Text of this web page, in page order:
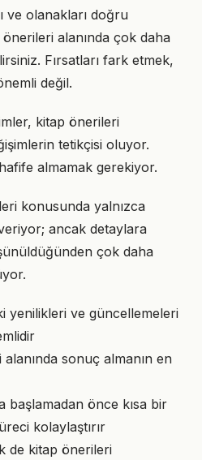
ve olanakları doğru
alanında çok daha
Fırsatları fark etmek,
değil.
kitap önerileri
tetikçisi oluyor.
almamak gerekiyor.
konusunda yalnızca
ancak detaylara
çok daha
yenilikleri ve güncellemeleri
sonuç almanın en
başlamadan önce kısa bir
kolaylaştırır
de kitap önerileri